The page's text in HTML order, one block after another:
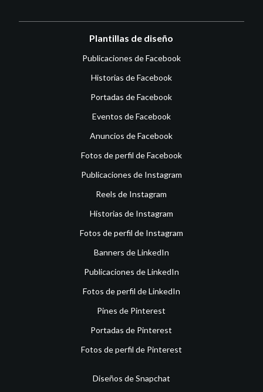
Plantillas de diseño
Publicaciones de Facebook
Historias de Facebook
Portadas de Facebook
Eventos de Facebook
Anuncios de Facebook
Fotos de perfil de Facebook
Publicaciones de Instagram
Reels de Instagram
Historias de Instagram
Fotos de perfil de Instagram
Banners de LinkedIn
Publicaciones de LinkedIn
Fotos de perfil de LinkedIn
Pines de Pinterest
Portadas de Pinterest
Fotos de perfil de Pinterest
Diseños de Snapchat